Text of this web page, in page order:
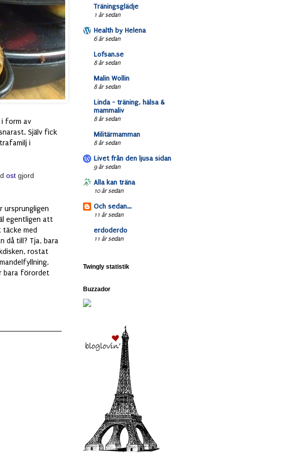
i form av
Själv fick
i
ost gjord
ursprungligen
egentligen att
med
då till? Tja, bara
rostat
bara förordet
Träningsglädje
1 år sedan
Health by Helena
6 år sedan
Lofsan.se
8 år sedan
Malin Wollin
8 år sedan
Linda - träning, hälsa &
mammaliv
8 år sedan
Militärmamman
8 år sedan
Livet från den ljusa sidan
9 år sedan
Alla kan träna
10 år sedan
Och sedan...
11 år sedan
erdoderdo
11 år sedan
Twingly statistik
Buzzador